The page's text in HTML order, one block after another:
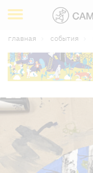
главная события